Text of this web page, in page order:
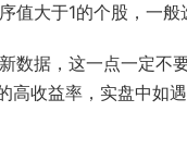
大于1的个股，一般
数据，这一点一定不
收益率，实盘中如